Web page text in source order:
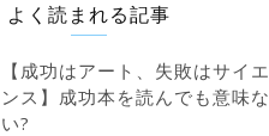
よく読まれる記事
【成功はアート、失敗はサイエ
ンス】成功本を読んでも意味な
い?